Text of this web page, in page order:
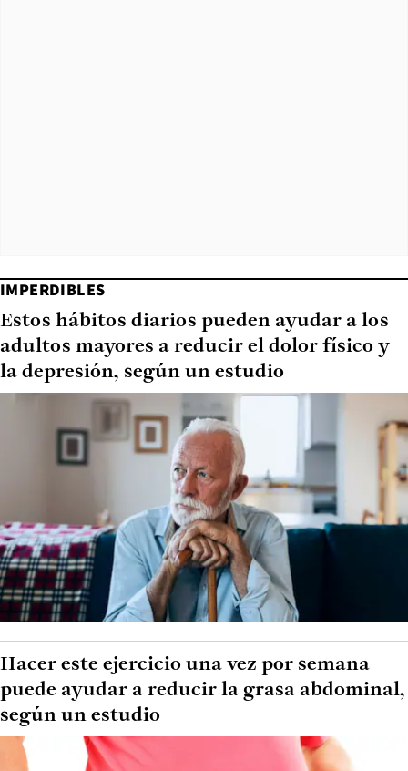
IMPERDIBLES
Estos hábitos diarios pueden ayudar a los
adultos mayores a reducir el dolor físico y
la depresión, según un estudio
Hacer este ejercicio una vez por semana
puede ayudar a reducir la grasa abdominal,
según un estudio